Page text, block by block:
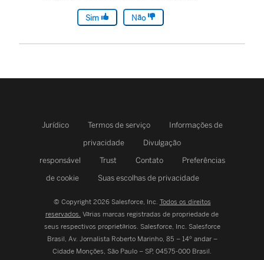
Sim Não
Jurídico Termos de serviço
Informações de
privacidade
Divulgação
responsável
Trust Contato
Preferências
de cookie
Suas escolhas de privacidade
© Copyright 2026 Salesforce, Inc. Todos os direitos
reservados. Várias marcas registradas de propriedade de
seus respectivos proprietários. Salesforce, Inc. Salesforce
Brasil, Av. Jornalista Roberto Marinho, 85 – 14º andar –
Cidade Monções, São Paulo – SP, 04575-000 Brasil.